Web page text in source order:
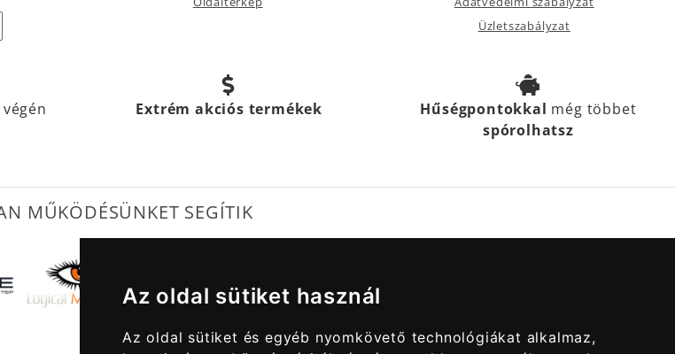
Az oldal sütiket használ
Az oldal sütiket és egyéb nyomkövető technológiákat alkalmaz,
Üzletszabályzat
Extrém akciós termékek Hűségpontokkal még többet
spórolhatsz
MŰKÖDÉSÜNKET SEGÍTIK